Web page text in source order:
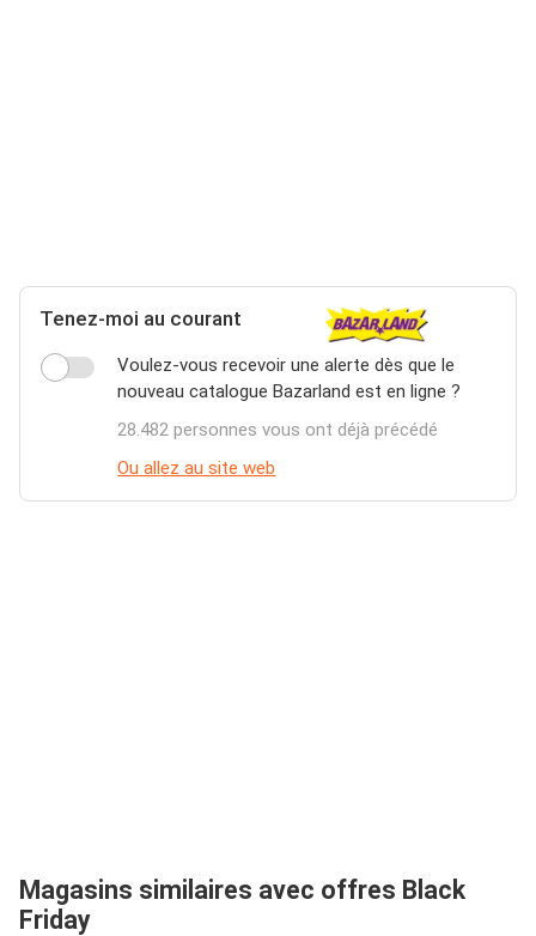
Tenez-moi au courant
Voulez-vous recevoir une alerte dès que le
nouveau catalogue Bazarland est en ligne ?
28.482 personnes vous ont déjà précédé
Ou allez au site web
Magasins similaires avec offres Black
Friday